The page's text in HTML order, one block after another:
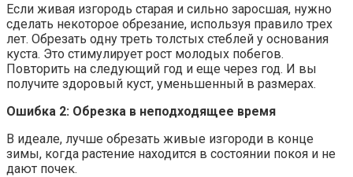
Если живая изгородь старая и сильно заросшая, нужно
сделать некоторое обрезание, используя правило трех
лет. Обрезать одну треть толстых стеблей у основания
куста. Это стимулирует рост молодых побегов.
Повторить на следующий год и еще через год. И вы
получите здоровый куст, уменьшенный в размерах.
Ошибка 2: Обрезка в неподходящее время
В идеале, лучше обрезать живые изгороди в конце
зимы, когда растение находится в состоянии покоя и не
дают почек.